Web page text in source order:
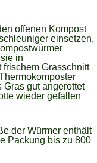
offenen Kompost
einsetzen,
in
Grasschnitt
Gras gut angerottet
wieder gefallen
der Würmer enthält
Packung bis zu 800